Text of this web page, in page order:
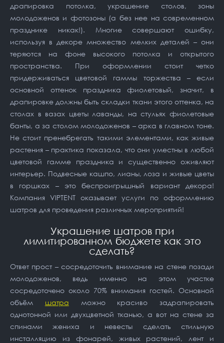
драпировка потолка, украшение столов, зоны
молодоженов и фотозоны (а без нее на современном
празднике никак!). Многие совершают ошибку,
используя в декоре множество мелких деталей – они
теряются на фоне высокого потолка и открытого
пространства. При оформлении стоит четко
придерживаться цветовой гаммы торжества – если
основной оттенок праздника фиолетовый, значит, в
драпировке должны быть складки ткани этого оттенка, на
столах в вазах цветы лаванды, на стульях фиолетовые
банты, а за столом молодоженов – арка в главном тоне.
Не стоит пренебрегать такими элементами, как живые
растения – практика показала, что они уместны в любой
цветовой гамме праздника и существенно оживляют
интерьер. Подвесные кашпо, лианы, лоза и живые цветы
в горшках – это беспроигрышный вариант декора!
Компания VIPTENT оказывает услуги по оформлению
шатров для проведения различных мероприятий!
Украшение шатров при
лимитированном бюджете как это
сделать?
Ответ прост – сосредоточить внимание на стене позади
молодоженов, ведь именно на этом участке
сосредоточено около 70% внимания гостей. Основной
объём шатра можно красиво задрапировать
однотонной или двухцветной тканью, а вот на стене за
спинами жениха и невесты сделать стильную
инсталляцию из фонарей, живых растений, лент и